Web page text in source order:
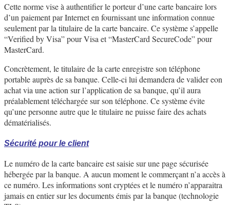
Cette norme vise à authentifier le porteur d’une carte bancaire lors
d’un paiement par Internet en fournissant une information connue
seulement par la titulaire de la carte bancaire. Ce système s’appelle
“Verified by Visa” pour Visa et “MasterCard SecureCode” pour
MasterCard.
Concrètement, le titulaire de la carte enregistre son téléphone
portable auprès de sa banque. Celle-ci lui demandera de valider eon
achat via une action sur l’application de sa banque, qu’il aura
préalablement téléchargée sur son téléphone. Ce système évite
qu’une personne autre que le titulaire ne puisse faire des achats
dématérialisés.
Sécurité pour le client
Le numéro de la carte bancaire est saisie sur une page sécurisée
hébergée par la banque. A aucun moment le commerçant n’a accès à
ce numéro. Les informations sont cryptées et le numéro n’apparaitra
jamais en entier sur les documents émis par la banque (technologie